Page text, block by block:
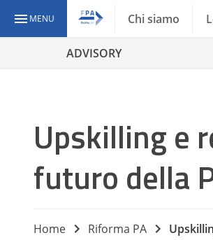
MENU Chi siamo
ADVISORY
Upskilling e
futuro della
Home Riforma PA